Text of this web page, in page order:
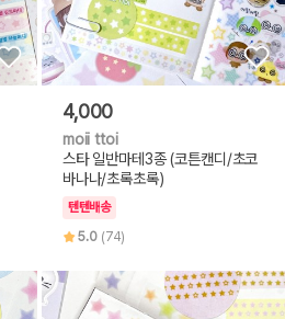
4,000
moii ttoi
스타 일반마테3종 (코튼캔디/초코
바나나/초록초록)
텐텐배송
5.0 (74)